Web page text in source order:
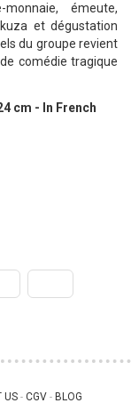
émeute,
et dégustation
du groupe revient
comédie tragique
cm - In French
US - CGV - BLOG